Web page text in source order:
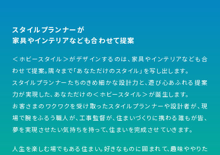
スタイルプランナーが
家具やインテリアなども合わせて提案
＜ホビースタイル＞がデザインするのは、家具やインテリアなども合
わせて提案。隅々まで「あなただけのスタイル」を写し出します。
スタイルプランナーたちのきめ細かな設計力と、遊び心あふれる提案
力が実現した、あなただけの＜ホビースタイル＞が誕生します。
お客さまのワクワクを受け取ったスタイルプランナーや設計者が、現
場で腕をふるう職人が、工事監督が、住まいづくりに携わる誰もが皆、
夢を実現させたい気持ちを持って、住まいを完成させていきます。
人生を楽しむ場でもある住まい。好きなものに囲まれて、趣味ややりた